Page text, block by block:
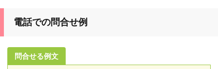
電話での問合せ例
問合せる例文